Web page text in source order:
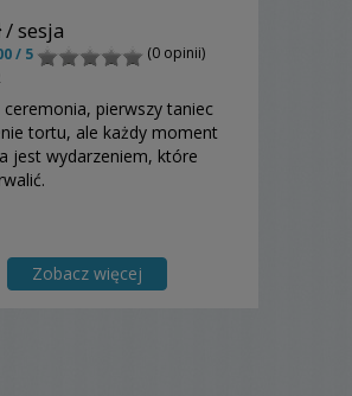
/ sesja
/ 5
(0 opinii)
ceremonia, pierwszy taniec
tortu, ale każdy moment
jest wydarzeniem, które
Zobacz więcej